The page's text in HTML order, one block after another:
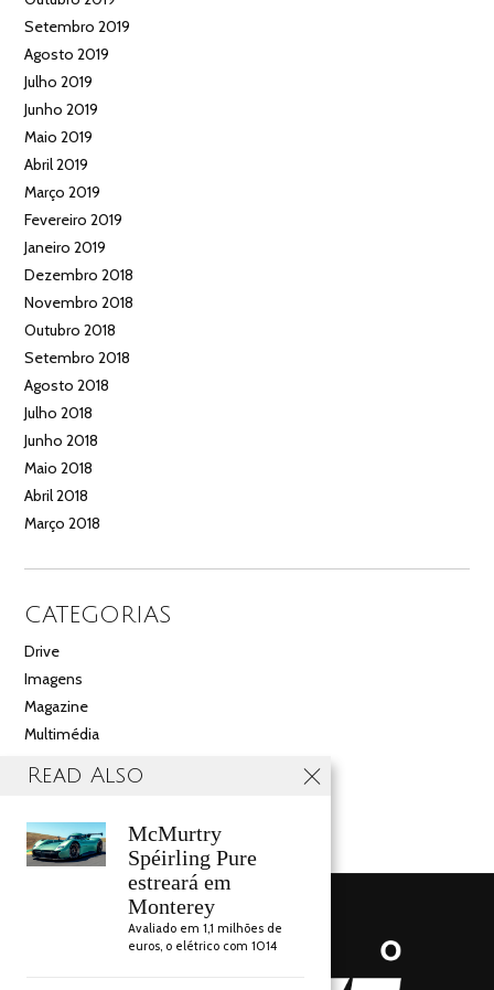
Setembro 2019
Agosto 2019
Julho 2019
Junho 2019
Maio 2019
Abril 2019
Março 2019
Fevereiro 2019
Janeiro 2019
Dezembro 2018
Novembro 2018
Outubro 2018
Setembro 2018
Agosto 2018
Julho 2018
Junho 2018
Maio 2018
Abril 2018
Março 2018
CATEGORIAS
Drive
Imagens
Magazine
Multimédia
Salão
Read Also
McMurtry
Spéirling Pure
estreará em
Monterey
Avaliado em 1,1 milhões de
euros, o elétrico com 1014